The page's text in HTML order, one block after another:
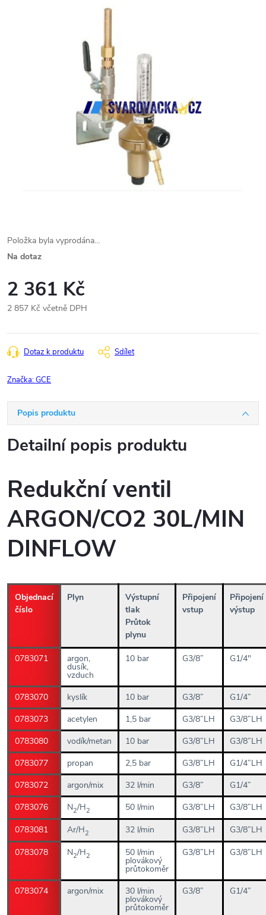
Položka byla vyprodána…
Na dotaz
2 361 Kč
2 857 Kč včetně DPH
cena:
Dotaz k produktu Sdílet
Značka:GCE
Popis produktu
Detailní popis produktu
Redukční ventil
ARGON/CO2 30L/MIN
DINFLOW
Objednací
číslo
Plyn
Výstupní
tlak
Průtok
plynu
Připojení
vstup
Připojení
výstup
0783071 argon,
dusík,
vzduch
10 bar G3/8” G1/4"
0783070 kyslík 10 bar G3/8”
G1/4”
0783073
acetylen 1,5 bar G3/8”LH
G3/8”LH
0783080
vodík/metan 10 bar G3/8”LH
G3/8”LH
0783077
propan 2,5 bar G3/8”LH
G1/4”LH
0783072
argon/mix 32 l/min G3/8”
G1/4”
0783076
N2/H2 50 l/min G3/8”LH
G3/8”LH
0783081
Ar/H2 32 l/min G3/8”LH
G3/8”LH
0783078
N2/H2 50 l/min
plovákový
průtokoměr
G3/8”LH G3/8”LH
0783074 argon/mix 30 l/min
plovákový
průtokoměr
G3/8” G1/4”